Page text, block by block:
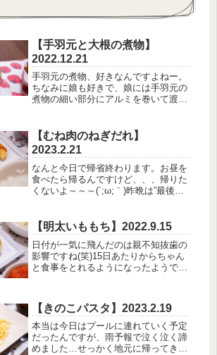
【手羽元と大根の煮物】
2022.12.21
手羽元の煮物、好きなんですよねー。
ちなみに娘も好きで、娘には手羽元の
煮物の細い部分にアルミを巻いて渡し
米・手羽元と大根の煮物・かぼちゃの
煮物・なめことキャベツのお味...
【むね肉のねぎだれ】
2023.2.21
なんと今日で帰省終わります。お昼を
食べたら帰るんですけど、、、帰りた
くないよ～～～(´;ω;｀)昨晩は”最後だ
(笑)アパートに戻ってからはやめてく
れよぅ？【2月21日のメニ...
【明太いももち】2022.9.15
日付が一気に飛んだのは親不知抜歯の
影響ですね(笑)15日あたりからちゃん
と食事をとれるようになったようです
ツナのマヨ和え・玉葱のコンソメスー
プ白米の上に上に乗っているの...
【きのこパスタ】2023.2.19
本当は今日はプールに連れていく予定
だったんですが、雨予報で泣く泣く諦
めました…せっかく地元に帰ってきて